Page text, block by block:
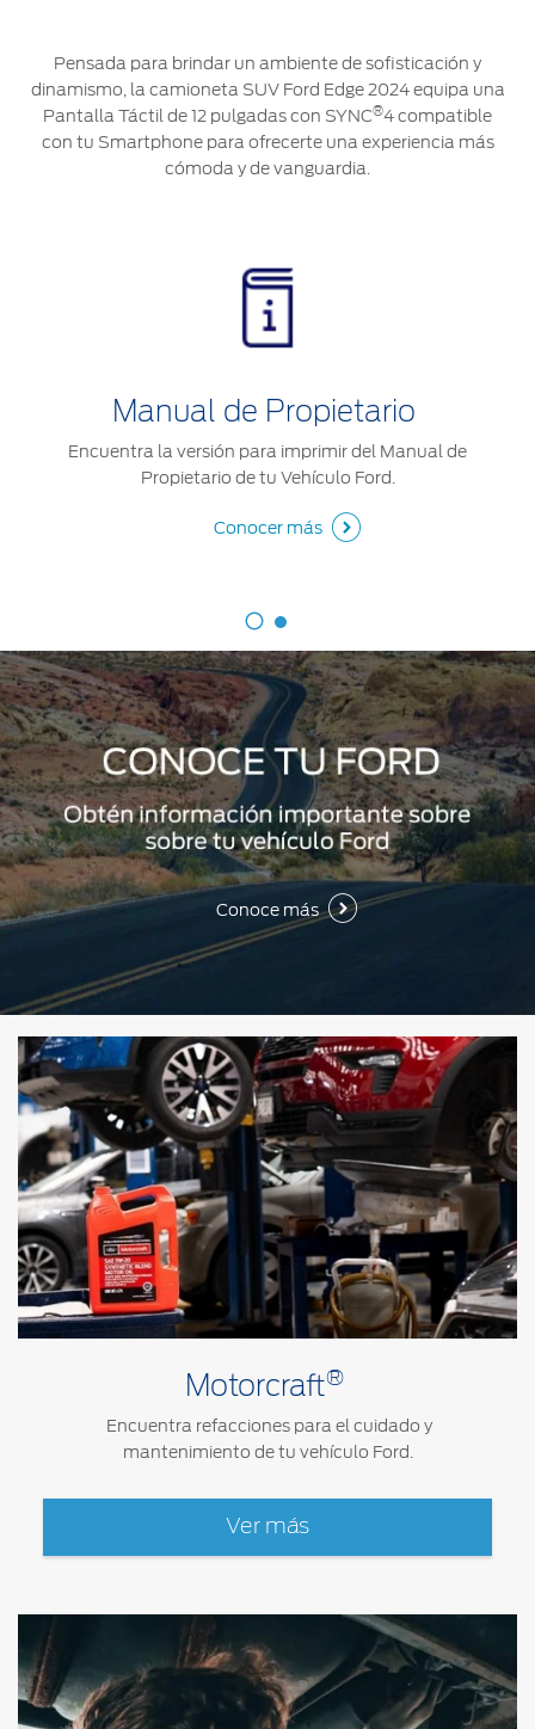
Distribuidor
Seminuevos
Certificados
SYNC
Pensada para brindar un ambiente de sofisticación y
dinamismo, la camioneta SUV Ford Edge 2024 equipa una
Pantalla Táctil de 12 pulgadas con SYNC®4 compatible
con tu Smartphone para ofrecerte una experiencia más
cómoda y de vanguardia.
Manual de Propietario
Encuentra la versión para imprimir del Manual de
Propietario de tu Vehículo Ford.
Conocer más
Conoce más
Motorcraft®
Encuentra refacciones para el cuidado y
mantenimiento de tu vehículo Ford.
Ver más